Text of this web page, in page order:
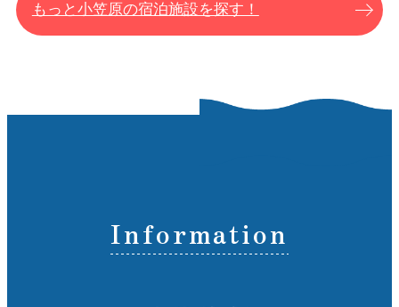
もっと小笠原の宿泊施設を探す！
Information